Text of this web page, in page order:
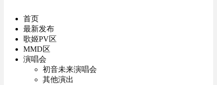
首页
最新发布
歌姬PV区
MMD区
演唱会
初音未来演唱会
其他演出